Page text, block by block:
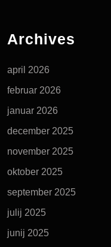
Archives
april 2026
februar 2026
januar 2026
december 2025
november 2025
oktober 2025
september 2025
julij 2025
junij 2025